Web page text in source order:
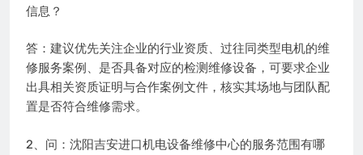
信息？
答：建议优先关注企业的行业资质、过往同类型电机的维
修服务案例、是否具备对应的检测维修设备，可要求企业
出具相关资质证明与合作案例文件，核实其场地与团队配
置是否符合维修需求。
2、问：沈阳吉安进口机电设备维修中心的服务范围有哪